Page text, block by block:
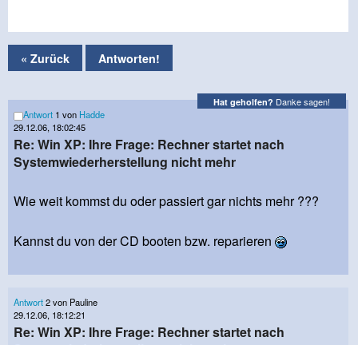
« Zurück Antworten!
Hat geholfen? Danke sagen!
Antwort 1 von Hadde
29.12.06, 18:02:45
Re: Win XP: Ihre Frage: Rechner startet nach
Systemwiederherstellung nicht mehr
Wie weit kommst du oder passiert gar nichts mehr ???
Kannst du von der CD booten bzw. reparieren
Antwort2 von Pauline
29.12.06, 18:12:21
Re: Win XP: Ihre Frage: Rechner startet nach